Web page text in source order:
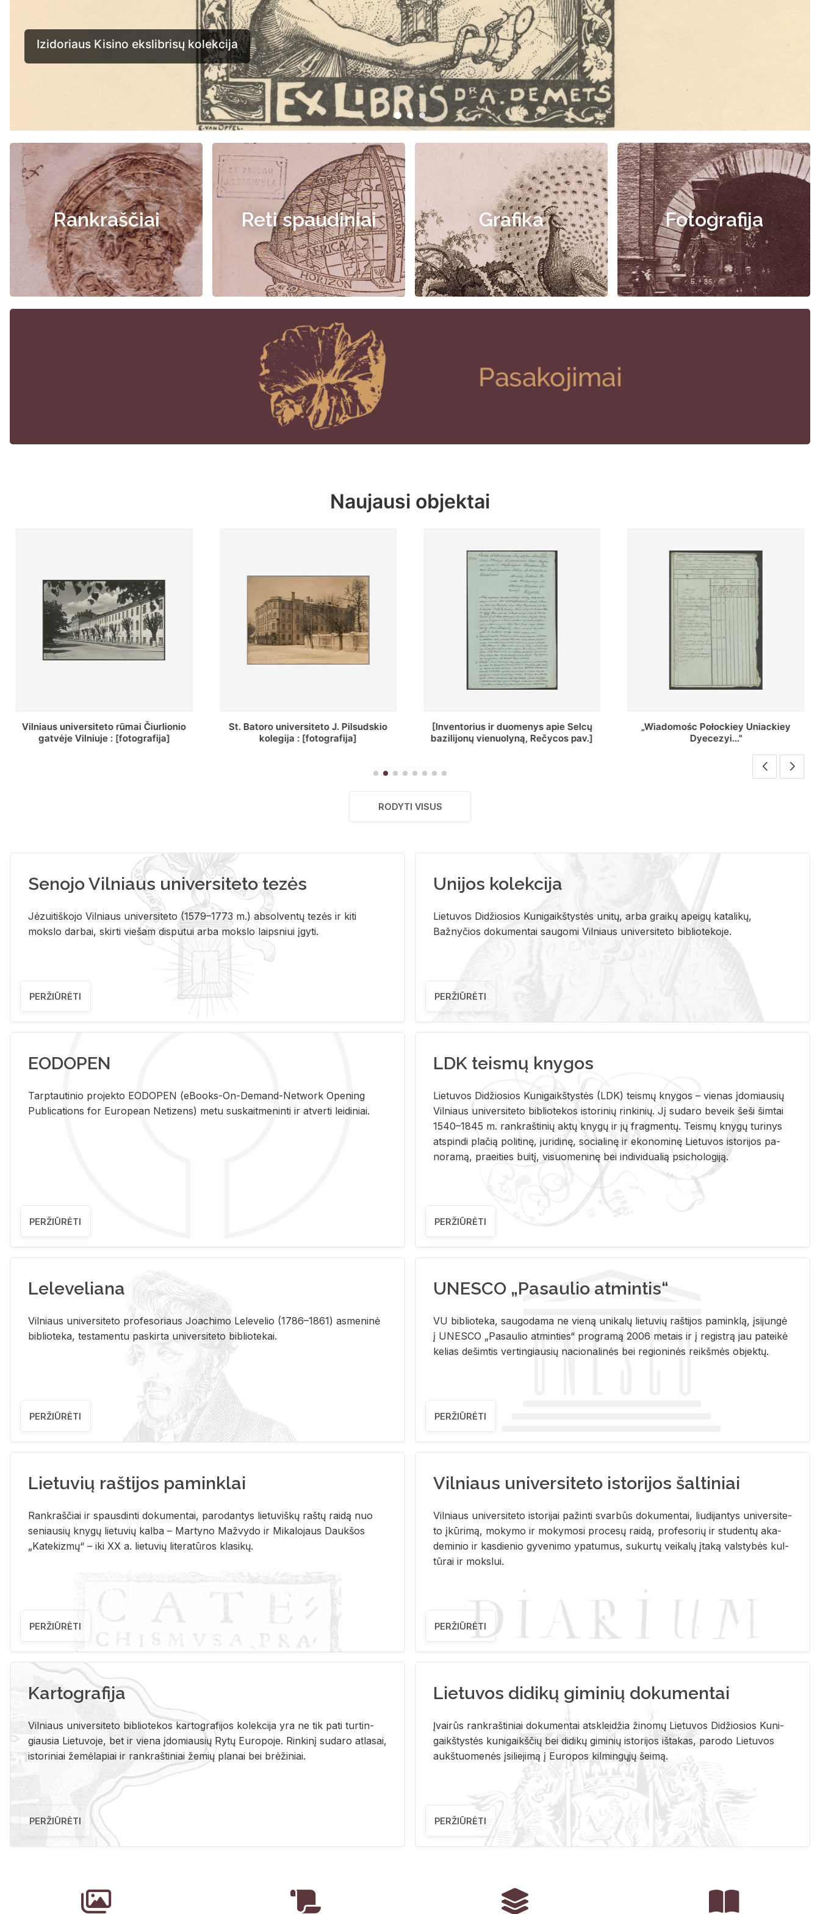
Rankraščiai Reti spaudiniai Grafika Fotografija
Naujausi objektai
St. Batoro universiteto J. Pilsudskio
kolegija : [fotografija]
[Inventorius ir duomenys apie Selcų
bazilijonų vienuolyną, Rečycos pav.]
„Wiadomośc Połockiey Uniackiey
Dyecezyi..."
Regestr Parochow Dekanatu
Brzeskiego
RODYTI VISUS
Senojo Vilniaus universiteto tezės
Jėzuitiškojo Vilniaus universiteto (1579–1773 m.) absolventų tezės ir kiti
mokslo darbai, skirti viešam disputui arba mokslo laipsniui įgyti.
PERŽIŪRĖTI
Unijos kolekcija
Lietuvos Didžiosios Kunigaikštystės unitų, arba graikų apeigų katalikų,
Bažnyčios dokumentai saugomi Vilniaus universiteto bibliotekoje.
PERŽIŪRĖTI
EODOPEN
Tarp­tau­ti­nio pro­jek­to EO­DO­PEN (eBo­oks-On-De­mand-Ne­twork Ope­ning
Pub­li­ca­tions for Eu­ro­pe­an Ne­ti­zens) metu su­skait­me­nin­ti ir at­ver­ti lei­di­niai.
PERŽIŪRĖTI
LDK teismų knygos
Lie­tu­vos Di­džio­sios Ku­ni­gaikš­tys­tės (LDK) teis­mų kny­gos – vie­nas įdo­miau­sių
Vil­niaus uni­ver­si­te­to bi­b­lio­te­kos is­to­ri­nių rin­ki­nių. Jį su­da­ro be­veik šeši šim­tai
1540–1845 m. rank­raš­ti­nių aktų kny­gų ir jų frag­men­tų. Teis­mų kny­gų tu­ri­nys
at­spin­di pla­čią po­li­ti­nę, ju­ri­di­nę, so­cia­li­nę ir eko­no­mi­nę Lie­tu­vos is­to­ri­jos pa­
no­ra­mą, pra­ei­ties bui­tį, vi­suo­me­ni­nę bei in­di­vi­dua­lią psi­cho­lo­gi­ją.
PERŽIŪRĖTI
Leleveliana
Vil­niaus uni­ver­si­te­to pro­fe­so­riaus Jo­a­chi­mo Le­le­ve­lio (1786–1861) as­me­ni­nė
bi­b­lio­te­ka, te­sta­men­tu pa­skir­ta uni­ver­si­te­to bi­b­lio­te­kai.
PERŽIŪRĖTI
UNESCO „Pasaulio atmintis“
VU biblioteka, saugodama ne vieną unikalų lietuvių raštijos paminklą, įsijungė
į UNESCO „Pasaulio atminties“ programą 2006 metais ir į registrą jau pateikė
kelias dešimtis vertingiausių nacionalinės bei regioninės reikšmės objektų.
PERŽIŪRĖTI
Lietuvių raštijos paminklai
Rank­raš­čiai ir spaus­din­ti do­ku­men­tai, pa­ro­dan­tys lie­tu­viš­kų raš­tų rai­dą nuo
se­niau­sių kny­gų lie­tu­vių kal­ba – Mar­ty­no Ma­žvy­do ir Mi­ka­lo­jaus Dauk­šos
„Ka­te­kiz­mų“ – iki XX a. lie­tu­vių li­te­ra­tū­ros kla­si­kų.
PERŽIŪRĖTI
Vilniaus universiteto istorijos šaltiniai
Vil­niaus uni­ver­si­te­to is­to­ri­jai pa­žin­ti svar­būs do­ku­men­tai, liu­di­jan­tys uni­ver­si­te­
to įkū­ri­mą, mo­ky­mo ir mo­ky­mo­si pro­ce­sų rai­dą, pro­fe­so­rių ir stu­den­tų aka­
de­mi­nio ir kas­die­nio gy­ve­ni­mo ypa­tu­mus, su­kur­tų vei­ka­lų įta­ką vals­ty­bės kul­
tū­rai ir moks­lui.
PERŽIŪRĖTI
Kartografija
Vil­niaus uni­ver­si­te­to bi­b­lio­te­kos kar­to­gra­fi­jos ko­lek­ci­ja yra ne tik pati tur­tin­
giau­sia Lie­tu­vo­je, bet ir vie­na įdo­miau­sių Rytų Eu­ro­po­je. Rin­ki­nį su­da­ro at­la­sai,
is­to­ri­niai že­mė­la­piai ir rank­raš­ti­niai že­mių pla­nai bei brė­ži­niai.
PERŽIŪRĖTI
Lietuvos didikų giminių dokumentai
Įvai­rūs rank­raš­ti­niai do­ku­men­tai at­sklei­džia ži­no­mų Lie­tu­vos Di­džio­sios Ku­ni­
gaikš­tys­tės ku­ni­gaikš­čių bei di­di­kų gi­mi­nių is­to­ri­jos iš­ta­kas, pa­ro­do Lie­tu­vos
aukš­tuo­me­nės įsi­lie­ji­mą į Eu­ro­pos kil­min­gų­jų šei­mą.
PERŽIŪRĖTI